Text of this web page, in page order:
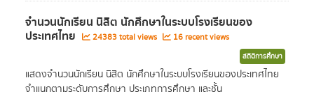
จำนวนนักเรียน นิสิต นักศึกษาในระบบโรงเรียนของ
ประเทศไทย 24383 total views 16 recent views
สถิติการศึกษา
แสดงจำนวนนักเรียน นิสิต นักศึกษาในระบบโรงเรียนของประเทศไทย
จำแนกตามระดับการศึกษา ประเภทการศึกษา และชั้น